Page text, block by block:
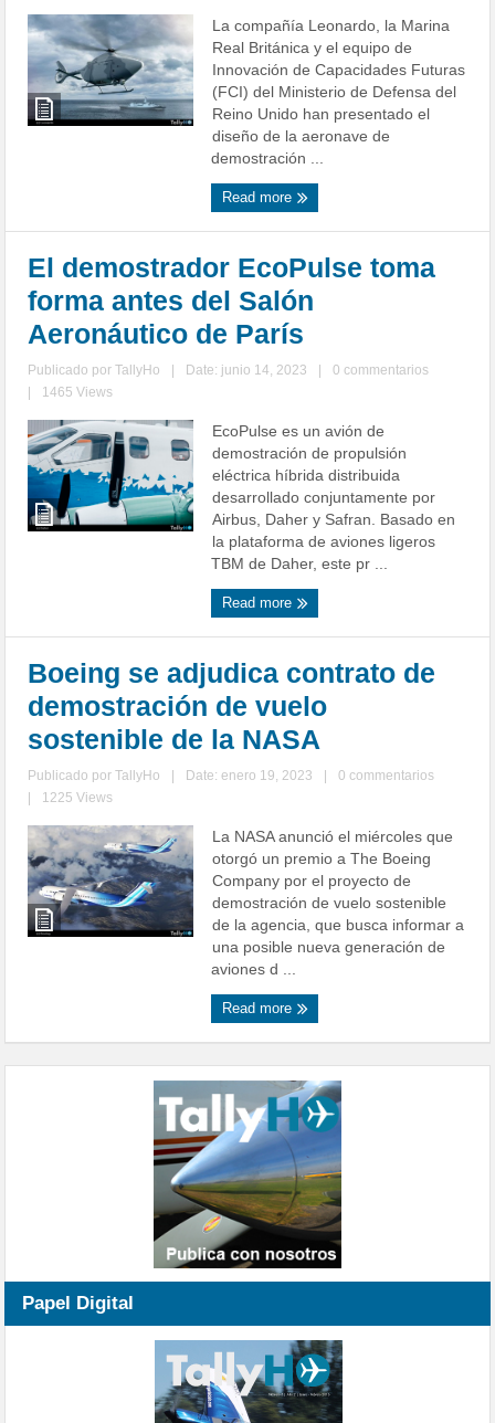
La compañía Leonardo, la Marina
Real Británica y el equipo de
Innovación de Capacidades Futuras
(FCI) del Ministerio de Defensa del
Reino Unido han presentado el
diseño de la aeronave de
demostración ...
Read more
El demostrador EcoPulse toma
forma antes del Salón
Aeronáutico de París
Publicado porTallyHo Date: junio 14, 2023
0 commentarios
1465 Views
EcoPulse es un avión de
demostración de propulsión
eléctrica híbrida distribuida
desarrollado conjuntamente por
Airbus, Daher y Safran. Basado en
la plataforma de aviones ligeros
TBM de Daher, este pr ...
Read more
Boeing se adjudica contrato de
demostración de vuelo
sostenible de la NASA
Publicado porTallyHo Date: enero 19, 2023
0 commentarios
1225 Views
La NASA anunció el miércoles que
otorgó un premio a The Boeing
Company por el proyecto de
demostración de vuelo sostenible
de la agencia, que busca informar a
una posible nueva generación de
aviones d ...
Read more
Papel Digital